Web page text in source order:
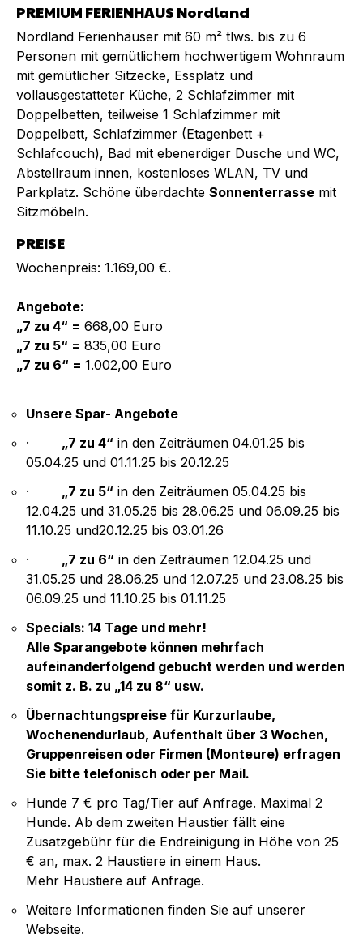
PREMIUM FERIENHAUS Nordland
Nordland Ferienhäuser mit 60 m² tlws. bis zu 6
Personen mit gemütlichem hochwertigem Wohnraum
mit gemütlicher Sitzecke, Essplatz und
vollausgestatteter Küche, 2 Schlafzimmer mit
Doppelbetten, teilweise 1 Schlafzimmer mit
Doppelbett, Schlafzimmer (Etagenbett +
Schlafcouch), Bad mit ebenerdiger Dusche und WC,
Abstellraum innen, kostenloses WLAN, TV und
Parkplatz. Schöne überdachte Sonnenterrasse mit
Sitzmöbeln.
PREISE
Wochenpreis: 1.169,00 €.
Angebote:
„7 zu 4“ = 668,00 Euro
„7 zu 5“ = 835,00 Euro
„7 zu 6“ = 1.002,00 Euro
Unsere Spar- Angebote
· „7 zu 4“ in den Zeiträumen 04.01.25 bis
05.04.25 und 01.11.25 bis 20.12.25
· „7 zu 5“ in den Zeiträumen 05.04.25 bis
12.04.25 und 31.05.25 bis 28.06.25 und 06.09.25 bis
11.10.25 und20.12.25 bis 03.01.26
· „7 zu 6“ in den Zeiträumen 12.04.25 und
31.05.25 und 28.06.25 und 12.07.25 und 23.08.25 bis
06.09.25 und 11.10.25 bis 01.11.25
Specials: 14 Tage und mehr!
Alle Sparangebote können mehrfach
aufeinanderfolgend gebucht werden und werden
somit z. B. zu „14 zu 8“ usw.
Übernachtungspreise für Kurzurlaube,
Wochenendurlaub, Aufenthalt über 3 Wochen,
Gruppenreisen oder Firmen (Monteure) erfragen
Sie bitte telefonisch oder per Mail.
Hunde 7 € pro Tag/Tier auf Anfrage. Maximal 2
Hunde. Ab dem zweiten Haustier fällt eine
Zusatzgebühr für die Endreinigung in Höhe von 25
€ an, max. 2 Haustiere in einem Haus.
Mehr Haustiere auf Anfrage.
Weitere Informationen finden Sie auf unserer
Webseite.